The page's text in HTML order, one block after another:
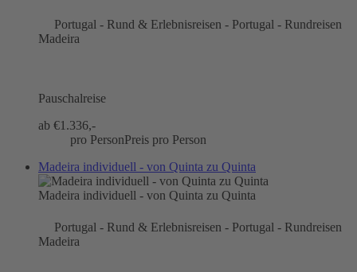
Portugal - Rund & Erlebnisreisen - Portugal - Rundreisen
Madeira
Pauschalreise
ab €1.336,-
pro PersonPreis pro Person
Madeira individuell - von Quinta zu Quinta
Madeira individuell - von Quinta zu Quinta
Portugal - Rund & Erlebnisreisen - Portugal - Rundreisen
Madeira